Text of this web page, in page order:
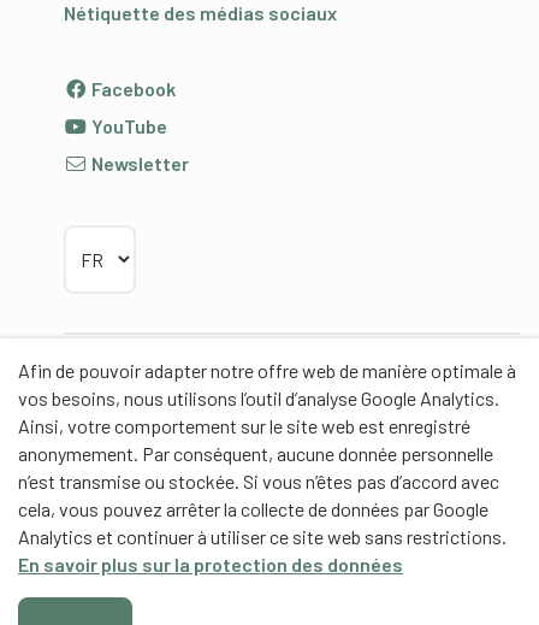
Afin de pouvoir adapter notre offre web de manière optimale à
vos besoins, nous utilisons l’outil d’analyse Google Analytics.
Ainsi, votre comportement sur le site web est enregistré
anonymement. Par conséquent, aucune donnée personnelle
n’est transmise ou stockée. Si vous n’êtes pas d’accord avec
cela, vous pouvez arrêter la collecte de données par Google
Analytics et continuer à utiliser ce site web sans restrictions.
En savoir plus sur la protection des données
Nétiquette des médias sociaux
Facebook
YouTube
Newsletter
Partenaires
Partenaires de contenus
Haute école fédérale de sport de Macolin HEFSM